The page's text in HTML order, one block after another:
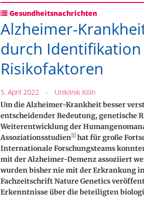
Gesundheitsnachrichten
Alzheimer-
durch
Risikofaktoren
5. April 2022 - Uniklinik Köln
Um die Alzheimer-Krankheit besser
entscheidender Bedeutung, genetische
Weiterentwicklung der
Assoziationsstudien [i] hat für große
Internationale Forschungsteams
mit der Alzheimer-Demenz assoziiert
wurden bisher nie mit der Erkrankung
Fachzeitschrift Nature Genetics
Erkenntnisse über die beteiligten